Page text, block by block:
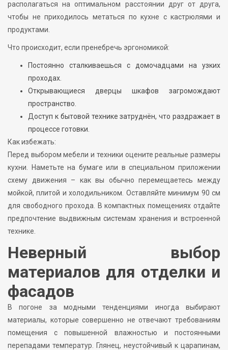
располагаться на оптимальном расстоянии друг от друга,
чтобы не приходилось метаться по кухне с кастрюлями и
продуктами.
Что происходит, если пренебречь эргономикой:
Постоянно сталкиваешься с домочадцами на узких
проходах.
Открывающиеся дверцы шкафов загромождают
пространство.
Доступ к бытовой технике затруднён, что раздражает в
процессе готовки.
Как избежать:
Перед выбором мебели и техники оцените реальные размеры
кухни. Наметьте на бумаге или в специальном приложении
схему движения – как вы обычно перемещаетесь между
мойкой, плитой и холодильником. Оставляйте минимум 90 см
для свободного прохода. В компактных помещениях отдайте
предпочтение выдвижным системам хранения и встроенной
технике.
Неверный выбор
материалов для отделки и
фасадов
В погоне за модными тенденциями иногда выбирают
материалы, которые совершенно не отвечают требованиям
помещения с повышенной влажностью и постоянными
перепадами температур. Глянец, неустойчивый к царапинам,